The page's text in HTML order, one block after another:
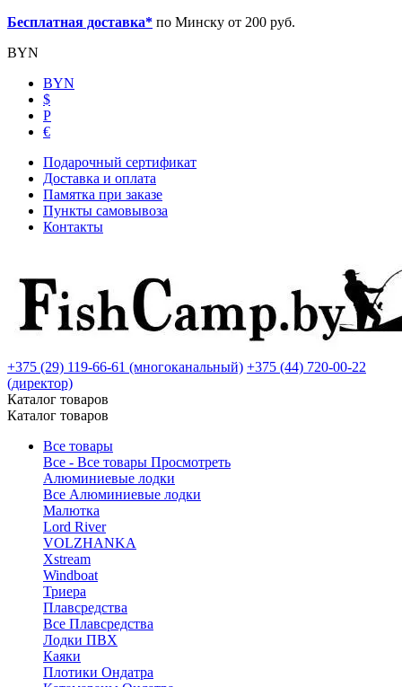
Бесплатная доставка* по Минску от 200 руб.
BYN
BYN
$
Р
€
Подарочный сертификат
Доставка и оплата
Памятка при заказе
Пункты самовывоза
Контакты
+375 (29) 119-66-61 (многоканальный) +375 (44) 720-00-22
(директор)
Каталог товаров
Каталог товаров
Все товары
Все - Все товары Просмотреть
Алюминиевые лодки
Все Алюминиевые лодки
Малютка
Lord River
VOLZHANKA
Xstream
Windboat
Триера
Плавсредства
Все Плавсредства
Лодки ПВХ
Каяки
Плотики Ондатра